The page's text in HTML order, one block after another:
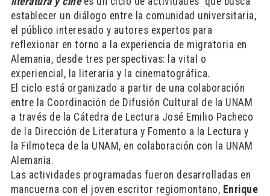
establecer un diálogo entre la comunidad universitaria,
el público interesado y autores expertos para
reflexionar en torno a la experiencia de migratoria en
Alemania, desde tres perspectivas: la vital o
experiencial, la literaria y la cinematográfica.
El ciclo está organizado a partir de una colaboración
entre la Coordinación de Difusión Cultural de la UNAM
a través de la Cátedra de Lectura José Emilio Pacheco
de la Dirección de Literatura y Fomento a la Lectura y
la Filmoteca de la UNAM, en colaboración con la UNAM
Alemania.
Las actividades programadas fueron desarrolladas en
mancuerna con el joven escritor regiomontano, Enrique